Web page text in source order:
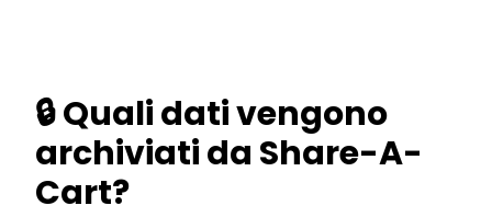
🔒 Quali dati vengono
archiviati da Share-A-
Cart?